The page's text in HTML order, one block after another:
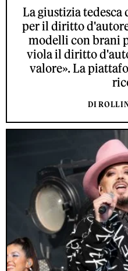
La giustizia tedesca
per il diritto
modelli con brani
viola il diritto
valore». La
DI